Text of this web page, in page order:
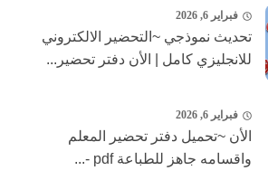
فبراير 6, 2026
تحديث نموذجي ~التحضير الالكتروني
للانجليزي كامل | الأن دفتر تحضير...
فبراير 6, 2026
الأن ~تحميل دفتر تحضير المعلم
واقسامه جاهز للطباعة pdf -...